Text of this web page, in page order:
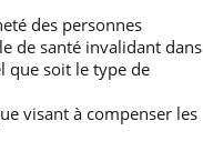
des personnes
de santé invalidant dans
que soit le type de
visant à compenser les